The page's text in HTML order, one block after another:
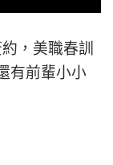
，美職春訓
有前輩小小